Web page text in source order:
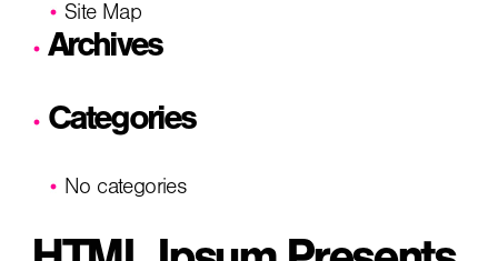
Site Map
Archives
Categories
No categories